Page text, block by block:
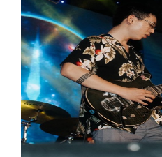
lớp 9 , Đàn Guitar, Đàn Ukulele